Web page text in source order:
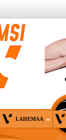
LAHEMAA